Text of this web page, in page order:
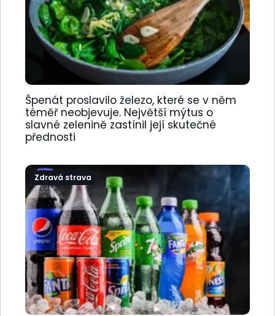
Špenát proslavilo železo, které se v něm
téměř neobjevuje. Největší mýtus o
slavné zelenině zastínil její skutečné
přednosti
Zdravá strava